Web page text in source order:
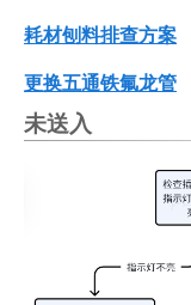
耗材刨料排查方案
更换五通铁氟龙管
未送入